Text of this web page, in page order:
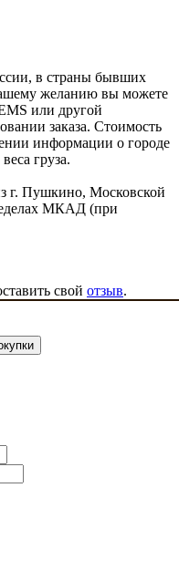
в страны бывших
желанию вы можете
или другой
заказа. Стоимость
информации о городе
груза.
г. Пушкино, Московской
МКАД (при
свой отзыв.